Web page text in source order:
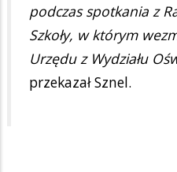
podczas spotkania z
Szkoły, w którym
Urzędu z Wydziału
przekazał Sznel.